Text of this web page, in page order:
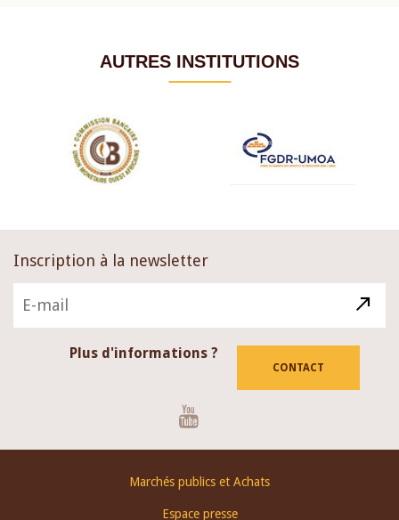
AUTRES INSTITUTIONS
Inscription à la newsletter
Plus d'informations ?
CONTACT
Marchés publics et Achats
Espace presse